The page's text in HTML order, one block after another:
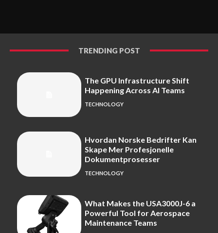
TRENDING POST
The GPU Infrastructure Shift
Happening Across AI Teams
TECHNOLOGY
Hvordan Norske Bedrifter Kan
Skape Mer Profesjonelle
Dokumentprosesser
TECHNOLOGY
What Makes the USA3000J-6 a
Powerful Tool for Aerospace
Maintenance Teams